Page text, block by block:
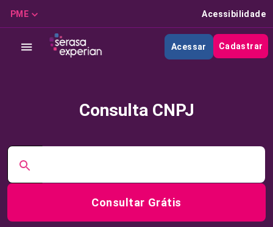
PME Acessibilidade
Acessar Cadastrar
Consulta CNPJ
Consultar Grátis